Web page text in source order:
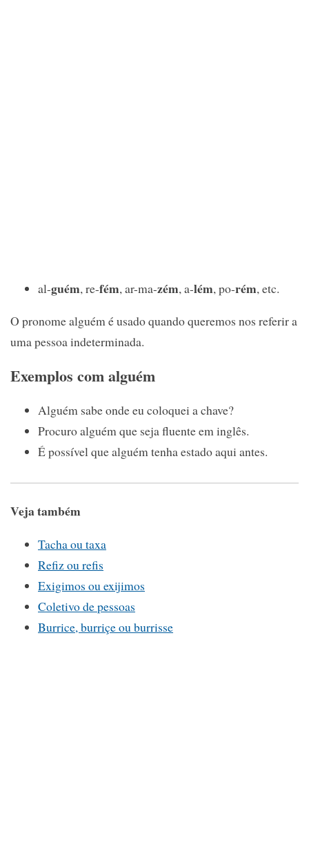
al-guém, re-fém, ar-ma-zém, a-lém, po-rém, etc.
O pronome alguém é usado quando queremos nos referir a
uma pessoa indeterminada.
Exemplos com alguém
Alguém sabe onde eu coloquei a chave?
Procuro alguém que seja fluente em inglês.
É possível que alguém tenha estado aqui antes.
Veja também
Tacha ou taxa
Refiz ou refis
Exigimos ou exijimos
Coletivo de pessoas
Burrice, burriçe ou burrisse